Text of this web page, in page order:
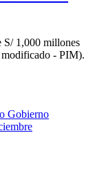
S/ 1,000 millones
modificado - PIM).